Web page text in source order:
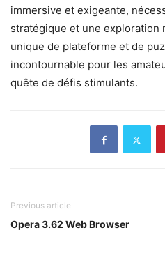
immersive et exigeante,
stratégique et une exploration
unique de plateforme et de
incontournable pour les
quête de défis stimulants.
Previous article
Opera 3.62 Web Browser